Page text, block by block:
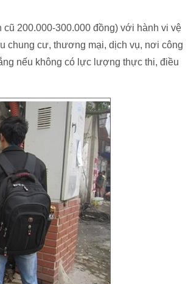
200.000-300.000 đồng) với hành vi vệ
chung cư, thương mại, dịch vụ, nơi công
nếu không có lực lượng thực thi, điều